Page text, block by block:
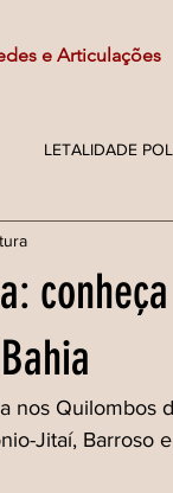
e Articulações
LETALIDADE
nos Quilombos
Jitaí, Barroso